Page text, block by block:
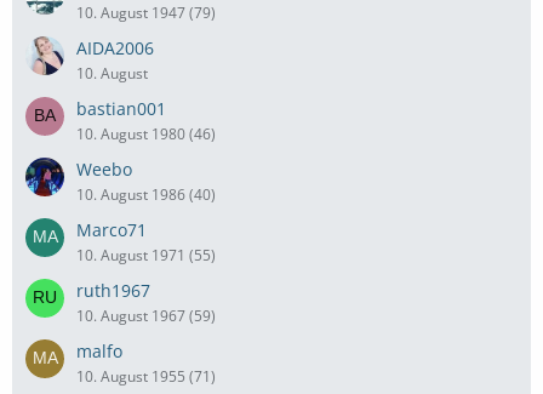
10. August 1947 (79)
AIDA2006
10. August
bastian001
10. August 1980 (46)
Weebo
10. August 1986 (40)
Marco71
10. August 1971 (55)
ruth1967
10. August 1967 (59)
malfo
10. August 1955 (71)